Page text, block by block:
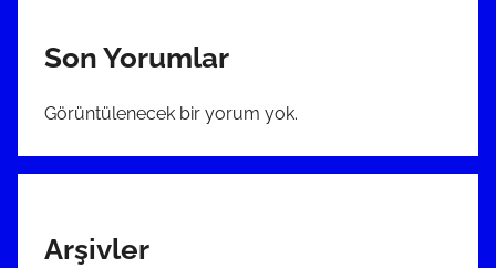
Son Yorumlar
Görüntülenecek bir yorum yok.
Arşivler